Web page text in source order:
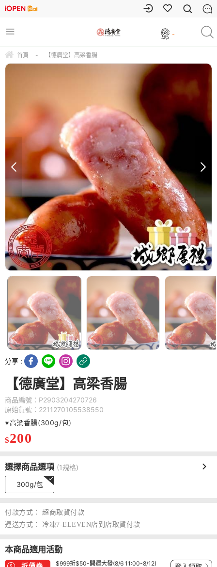
-
首頁 - 【德廣堂】高梁香腸
分享 :
【德廣堂】高梁香腸
商品編號：P2903204270726
原始貨號：2211270105538550
※高梁香腸(300g/包)
$200
選擇商品選項 (1規格)
300g/包
付款方式：
超商取貨付款
運送方式：
冷凍7-ELEVEN店到店取貨付款
本商品適用活動
$999折$50-開運大發(8/6 11:00-8/12)